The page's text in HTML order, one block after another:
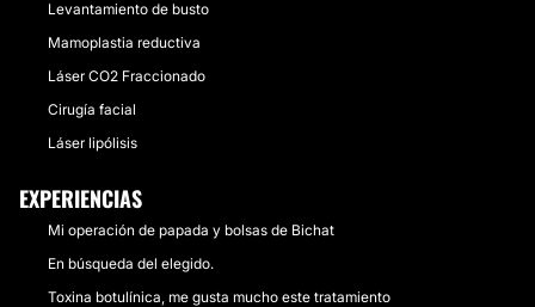
Levantamiento de busto
Mamoplastia reductiva
Láser CO2 Fraccionado
Cirugía facial
Láser lipólisis
EXPERIENCIAS
Mi operación de papada y bolsas de Bichat
En búsqueda del elegido.
Toxina botulínica, me gusta mucho este tratamiento